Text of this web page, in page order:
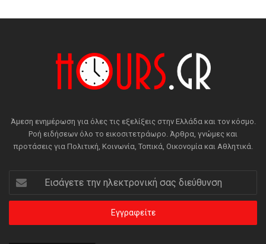
Άμεση ενημέρωση για όλες τις εξελίξεις στην Ελλάδα και τον κόσμο.
Ροή ειδήσεων όλο το εικοσιτετράωρο. Άρθρα, γνώμες και
προτάσεις για Πολιτική, Κοινωνία, Τοπικά, Οικονομία και Αθλητικά.
την
ηλεκτρονική
διεύθυνση